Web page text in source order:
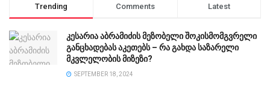
Trending Comments Latest
კესარია აბრამიძის მეზობელი შოკისმომგვრელი
განცხადებას აკეთებს – რა გახდა საზარელი
მკვლელობის მიზეზი?
SEPTEMBER 18, 2024